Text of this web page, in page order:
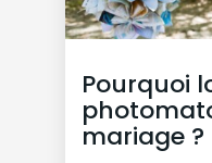
Pourquoi
mariage ?